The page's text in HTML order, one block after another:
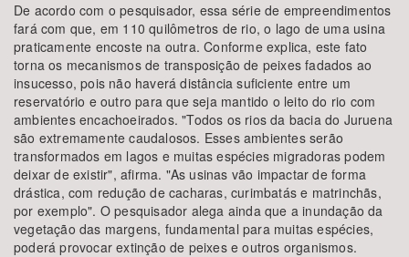
De acordo com o pesquisador, essa série de empreendimentos
fará com que, em 110 quilômetros de rio, o lago de uma usina
praticamente encoste na outra. Conforme explica, este fato
torna os mecanismos de transposição de peixes fadados ao
insucesso, pois não haverá distância suficiente entre um
reservatório e outro para que seja mantido o leito do rio com
ambientes encachoeirados. "Todos os rios da bacia do Juruena
são extremamente caudalosos. Esses ambientes serão
transformados em lagos e muitas espécies migradoras podem
deixar de existir", afirma. "As usinas vão impactar de forma
drástica, com redução de cacharas, curimbatás e matrinchãs,
por exemplo". O pesquisador alega ainda que a inundação da
vegetação das margens, fundamental para muitas espécies,
poderá provocar extinção de peixes e outros organismos.